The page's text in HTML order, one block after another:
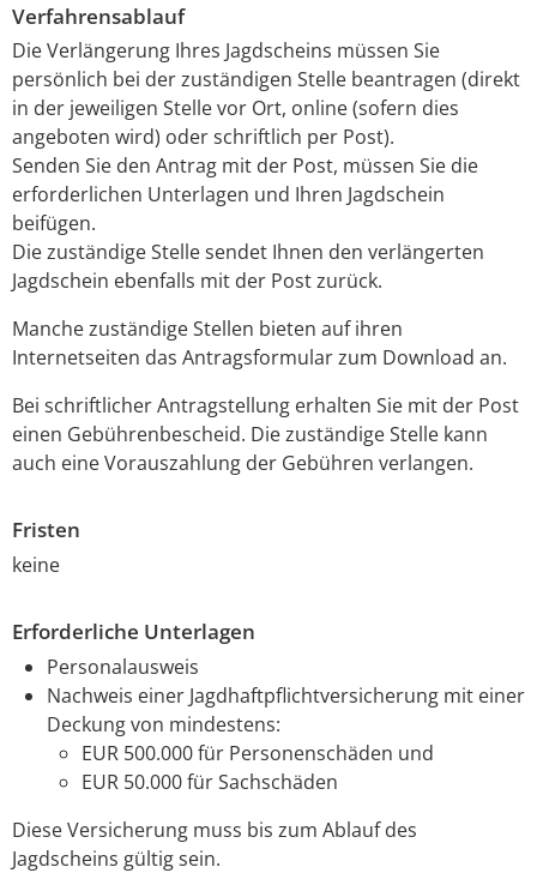
Verfahrensablauf
Die Verlängerung Ihres Jagdscheins müssen Sie
persönlich bei der zuständigen Stelle beantragen (direkt
in der jeweiligen Stelle vor Ort, online (sofern dies
angeboten wird) oder schriftlich per Post).
Senden Sie den Antrag mit der Post, müssen Sie die
erforderlichen Unterlagen und Ihren Jagdschein
beifügen.
Die zuständige Stelle sendet Ihnen den verlängerten
Jagdschein ebenfalls mit der Post zurück.
Manche zuständige Stellen bieten auf ihren
Internetseiten das Antragsformular zum Download an.
Bei schriftlicher Antragstellung erhalten Sie mit der Post
einen Gebührenbescheid. Die zuständige Stelle kann
auch eine Vorauszahlung der Gebühren verlangen.
Fristen
keine
Erforderliche Unterlagen
Personalausweis
Nachweis einer Jagdhaftpflichtversicherung mit einer
Deckung von mindestens:
EUR 500.000 für Personenschäden und
EUR 50.000 für Sachschäden
Diese Versicherung muss bis zum Ablauf des
Jagdscheins gültig sein.